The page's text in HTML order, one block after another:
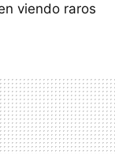
viendo raros